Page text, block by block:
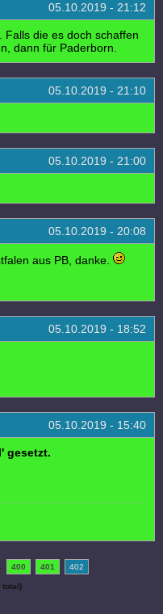
05.10.2019 - 21:12
Falls die es doch schaffen
dann für Paderborn.
05.10.2019 - 21:10
05.10.2019 - 21:00
05.10.2019 - 20:08
aus PB, danke.
05.10.2019 - 18:52
05.10.2019 - 15:40
gesetzt.
400 401 402
total)